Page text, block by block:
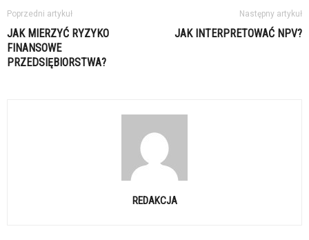
Poprzedni artykuł
JAK MIERZYĆ RYZYKO
FINANSOWE
PRZEDSIĘBIORSTWA?
Następny artykuł
JAK INTERPRETOWAĆ NPV?
REDAKCJA